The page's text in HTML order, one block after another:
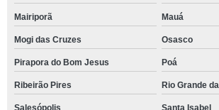
Mairiporã Mauá
Mogi das Cruzes Osasco
Pirapora do Bom Jesus Poá
Ribeirão Pires Rio Grande
Salesópolis Santa Isabel